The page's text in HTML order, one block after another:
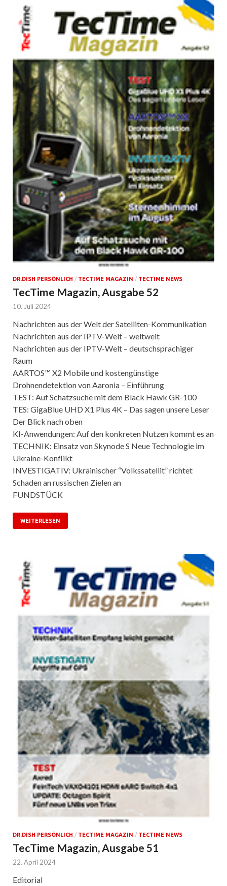
DR.DISH PERSÖNLICH / TECTIME MAGAZIN / TECTIME NEWS
TecTime Magazin, Ausgabe 52
10. Juli 2024
Nachrichten aus der Welt der Satelliten-Kommunikation
Nachrichten aus der IPTV-Welt – weltweit
Nachrichten aus der IPTV-Welt – deutschsprachiger
Raum
AARTOS™ X2 Mobile und kostengünstige
Drohnendetektion von Aaronia – Einführung
TEST: Auf Schatzsuche mit dem Black Hawk GR-100
TES: GigaBlue UHD X1 Plus 4K – Das sagen unsere Leser
Der Blick nach oben
KI-Anwendungen: Auf den konkreten Nutzen kommt es an
TECHNIK: Einsatz von Skynode S Neue Technologie im
Ukraine-Konflikt
INVESTIGATIV: Ukrainischer “Volkssatellit” richtet
Schaden an russischen Zielen an
FUNDSTÜCK
WEITERLESEN
DR.DISH PERSÖNLICH / TECTIME MAGAZIN / TECTIME NEWS
TecTime Magazin, Ausgabe 51
22. April 2024
Editorial